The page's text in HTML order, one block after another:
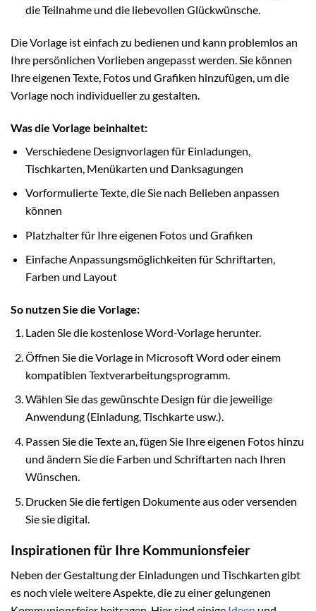
die Teilnahme und die liebevollen Glückwünsche.
Die Vorlage ist einfach zu bedienen und kann problemlos an
Ihre persönlichen Vorlieben angepasst werden. Sie können
Ihre eigenen Texte, Fotos und Grafiken hinzufügen, um die
Vorlage noch individueller zu gestalten.
Was die Vorlage beinhaltet:
Verschiedene Designvorlagen für Einladungen,
Tischkarten, Menükarten und Danksagungen
Vorformulierte Texte, die Sie nach Belieben anpassen
können
Platzhalter für Ihre eigenen Fotos und Grafiken
Einfache Anpassungsmöglichkeiten für Schriftarten,
Farben und Layout
So nutzen Sie die Vorlage:
Laden Sie die kostenlose Word-Vorlage herunter.
Öffnen Sie die Vorlage in Microsoft Word oder einem
kompatiblen Textverarbeitungsprogramm.
Wählen Sie das gewünschte Design für die jeweilige
Anwendung (Einladung, Tischkarte usw.).
Passen Sie die Texte an, fügen Sie Ihre eigenen Fotos hinzu
und ändern Sie die Farben und Schriftarten nach Ihren
Wünschen.
Drucken Sie die fertigen Dokumente aus oder versenden
Sie sie digital.
Inspirationen für Ihre Kommunionsfeier
Neben der Gestaltung der Einladungen und Tischkarten gibt
es noch viele weitere Aspekte, die zu einer gelungenen